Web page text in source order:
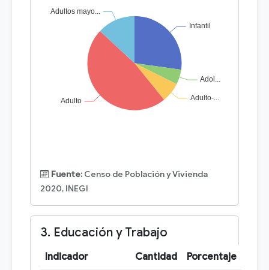
Fuente: Censo de Población y Vivienda
2020, INEGI
3. Educación y Trabajo
Indicador Cantidad Porcentaje